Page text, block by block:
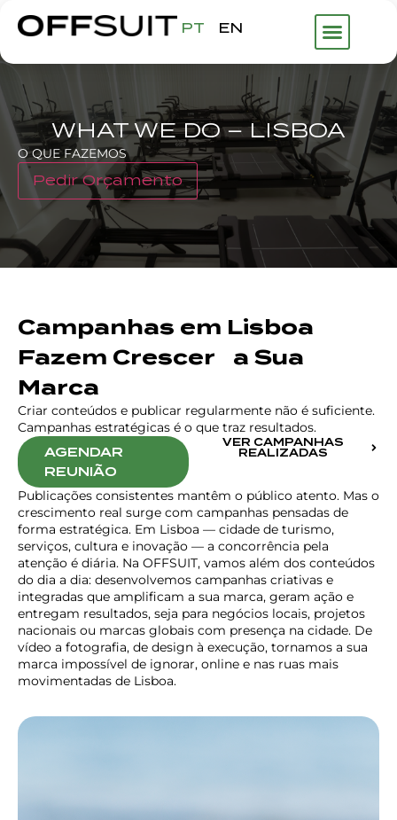
PT EN
WHAT WE DO – LISBOA
O QUE FAZEMOS
Pedir Orçamento
Campanhas em Lisboa
Fazem Crescer a Sua
Marca
Criar conteúdos e publicar regularmente não é suficiente.
Campanhas estratégicas é o que traz resultados.
AGENDAR
REUNIÃO
VER CAMPANHAS
REALIZADAS
Publicações consistentes mantêm o público atento. Mas o
crescimento real surge com campanhas pensadas de
forma estratégica. Em Lisboa — cidade de turismo,
serviços, cultura e inovação — a concorrência pela
atenção é diária. Na OFFSUIT, vamos além dos conteúdos
do dia a dia: desenvolvemos campanhas criativas e
integradas que amplificam a sua marca, geram ação e
entregam resultados, seja para negócios locais, projetos
nacionais ou marcas globais com presença na cidade. De
vídeo a fotografia, de design à execução, tornamos a sua
marca impossível de ignorar, online e nas ruas mais
movimentadas de Lisboa.